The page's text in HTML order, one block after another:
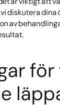
diskutera
av